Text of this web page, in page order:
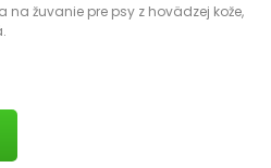
na žuvanie pre psy z hovädzej kože,